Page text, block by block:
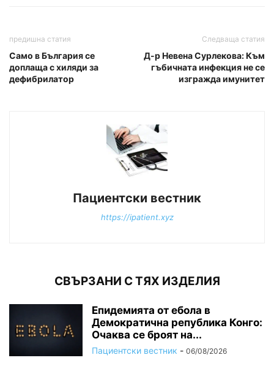
предишна статия
Само в България се
доплаща с хиляди за
дефибрилатор
Следваща статия
Д-р Невена Сурлекова: Към
гъбичната инфекция не се
изгражда имунитет
Пациентски вестник
https://ipatient.xyz
СВЪРЗАНИ С ТЯХ ИЗДЕЛИЯ
Епидемията от ебола в
Демократична република Конго:
Очаква се броят на...
Пациентски вестник - 06/08/2026